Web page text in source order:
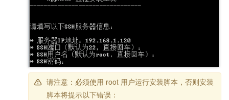
请注意：必须使用 root 用户运行安装脚本，否则安装
脚本将提示以下错误：